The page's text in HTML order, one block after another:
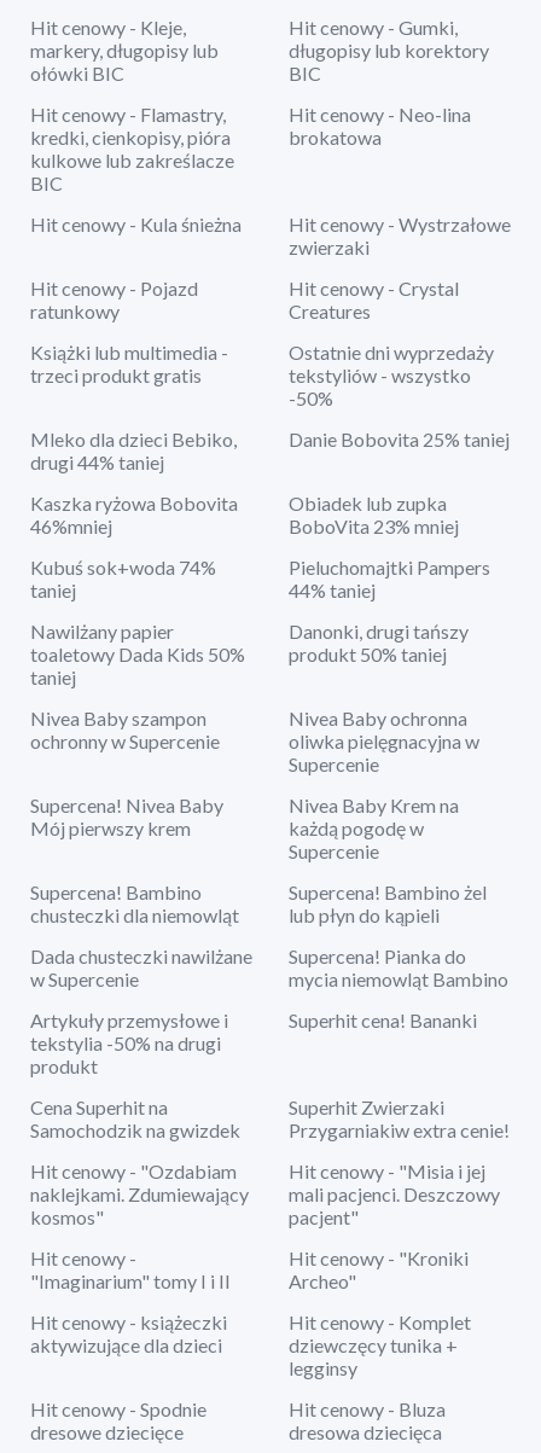
Hit cenowy - Kleje,
markery, długopisy lub
ołówki BIC
Hit cenowy - Gumki,
długopisy lub korektory
BIC
Hit cenowy - Flamastry,
kredki, cienkopisy, pióra
kulkowe lub zakreślacze
BIC
Hit cenowy - Neo-lina
brokatowa
Hit cenowy - Kula śnieżna
Hit cenowy - Wystrzałowe
zwierzaki
Hit cenowy - Pojazd
ratunkowy
Hit cenowy - Crystal
Creatures
Książki lub multimedia -
trzeci produkt gratis
Ostatnie dni wyprzedaży
tekstyliów - wszystko
-50%
Mleko dla dzieci Bebiko,
drugi 44% taniej
Danie Bobovita 25% taniej
Kaszka ryżowa Bobovita
46%mniej
Obiadek lub zupka
BoboVita 23% mniej
Kubuś sok+woda 74%
taniej
Pieluchomajtki Pampers
44% taniej
Nawilżany papier
toaletowy Dada Kids 50%
taniej
Danonki, drugi tańszy
produkt 50% taniej
Nivea Baby szampon
ochronny w Supercenie
Nivea Baby ochronna
oliwka pielęgnacyjna w
Supercenie
Supercena! Nivea Baby
Mój pierwszy krem
Nivea Baby Krem na
każdą pogodę w
Supercenie
Supercena! Bambino
chusteczki dla niemowląt
Supercena! Bambino żel
lub płyn do kąpieli
Dada chusteczki nawilżane
w Supercenie
Supercena! Pianka do
mycia niemowląt Bambino
Artykuły przemysłowe i
tekstylia -50% na drugi
produkt
Superhit cena! Bananki
Cena Superhit na
Samochodzik na gwizdek
Superhit Zwierzaki
Przygarniakiw extra cenie!
Hit cenowy - "Ozdabiam
naklejkami. Zdumiewający
kosmos"
Hit cenowy - "Misia i jej
mali pacjenci. Deszczowy
pacjent"
Hit cenowy -
"Imaginarium" tomy I i II
Hit cenowy - "Kroniki
Archeo"
Hit cenowy - książeczki
aktywizujące dla dzieci
Hit cenowy - Komplet
dziewczęcy tunika +
legginsy
Hit cenowy - Spodnie
dresowe dziecięce
Hit cenowy - Bluza
dresowa dziecięca